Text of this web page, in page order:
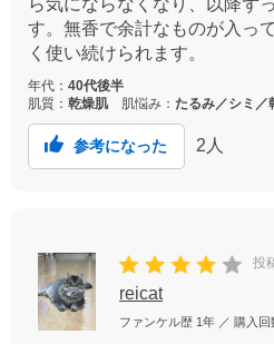
す。無香で余計なものが入っ
く使い続けられます。
年代： 40代後半
肌質： 乾燥肌 肌悩み： たるみ／シミ／
参考になった 2 人
投
reicat
ファンケル歴 1年 ／ 購入回